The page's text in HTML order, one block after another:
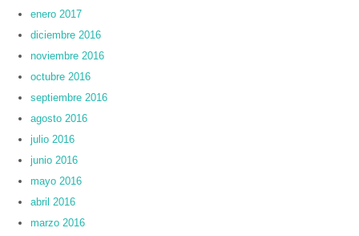
enero 2017
diciembre 2016
noviembre 2016
octubre 2016
septiembre 2016
agosto 2016
julio 2016
junio 2016
mayo 2016
abril 2016
marzo 2016